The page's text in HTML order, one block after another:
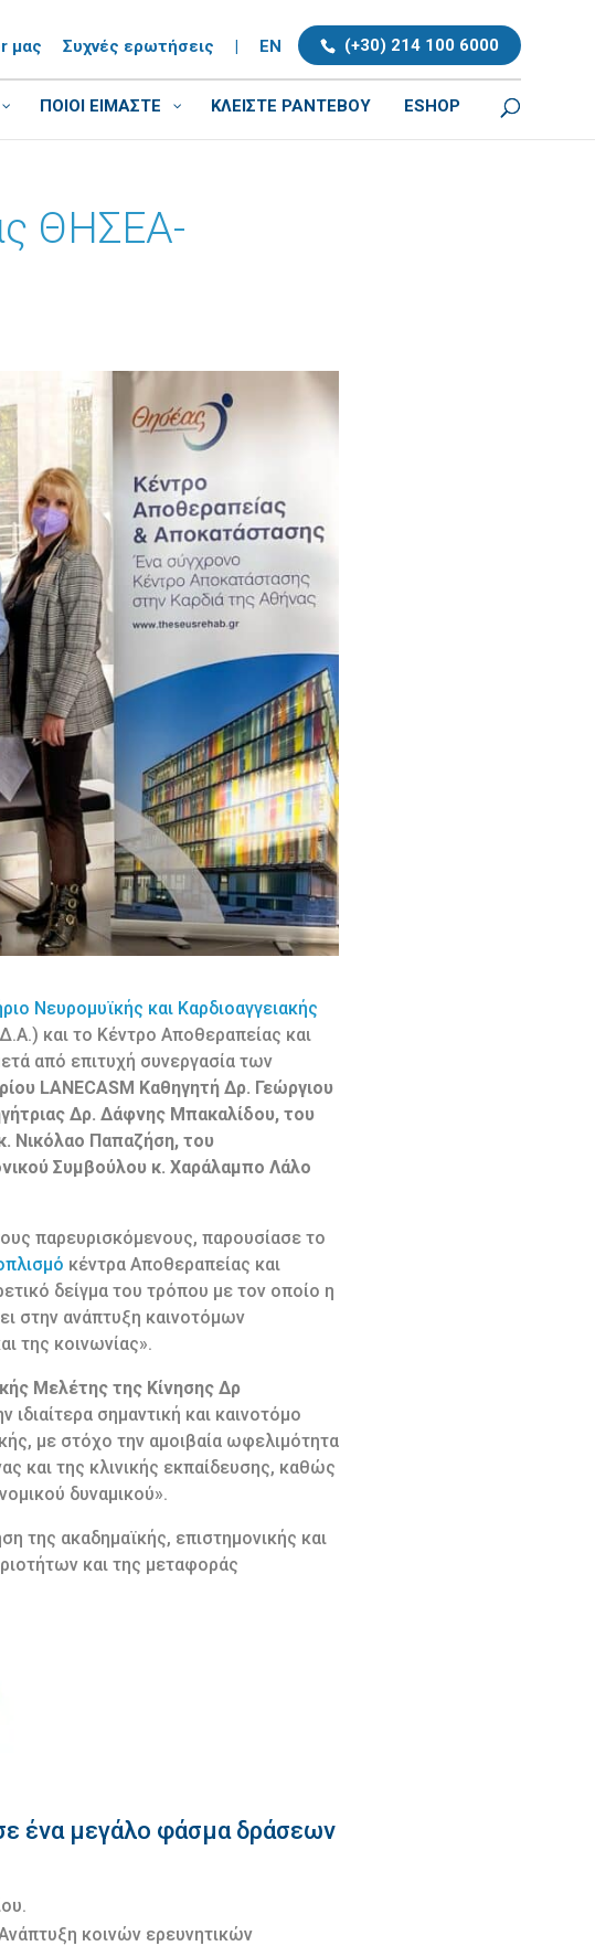
(+30) 214 100 6000
μας Συχνές ερωτήσεις | EN
ΠΟΙΟΙ ΕΙΜΑΣΤΕ ΚΛΕΊΣΤΕ ΡΑΝΤΕΒΟΎ ESHOP
ΘΗΣΕΑ-
Νευρομυϊκής και Καρδιοαγγειακής
και το Κέντρο Αποθεραπείας και
από επιτυχή συνεργασία των
LANECASM Καθηγητή Δρ. Γεώργιου
Δρ. Δάφνης Μπακαλίδου, του
Νικόλαο Παπαζήση, του
Συμβούλου κ. Χαράλαμπο Λάλο
παρευρισκόμενους, παρουσίασε το
κέντρα Αποθεραπείας και
δείγμα του τρόπου με τον οποίο η
στην ανάπτυξη καινοτόμων
της κοινωνίας».
Μελέτης της Κίνησης Δρ
σημαντική και καινοτόμο
με στόχο την αμοιβαία ωφελιμότητα
και της κλινικής εκπαίδευσης, καθώς
δυναμικού».
της ακαδημαϊκής, επιστημονικής και
και της μεταφοράς
ένα μεγάλο φάσμα δράσεων
κοινών ερευνητικών